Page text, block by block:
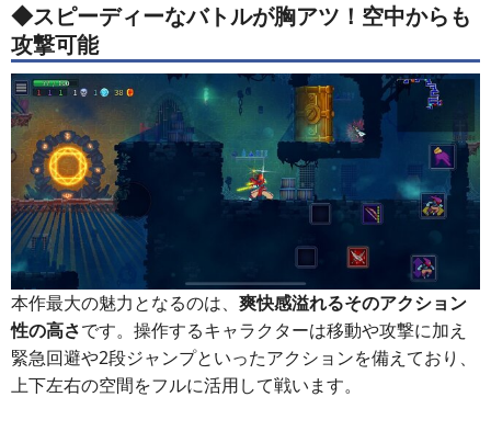
◆スピーディーなバトルが胸アツ！空中からも
攻撃可能
本作最大の魅力となるのは、 爽快感溢れるそのアクション
性の高さです。操作するキャラクターは移動や攻撃に加え
緊急回避や2段ジャンプといったアクションを備えており、
上下左右の空間をフルに活用して戦います。